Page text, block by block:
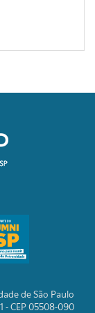
de São Paulo
- CEP 05508-090